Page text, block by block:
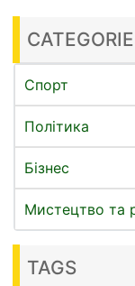
Спорт
Політика
Бізнес
Мистецтво та
TAGS